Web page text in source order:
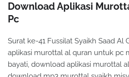
Download Aplikasi
Pc
Surat ke-41 Fussilat Syaikh Saad Al
aplikasi murottal al quran untuk pc
bayati, download aplikasi murottal